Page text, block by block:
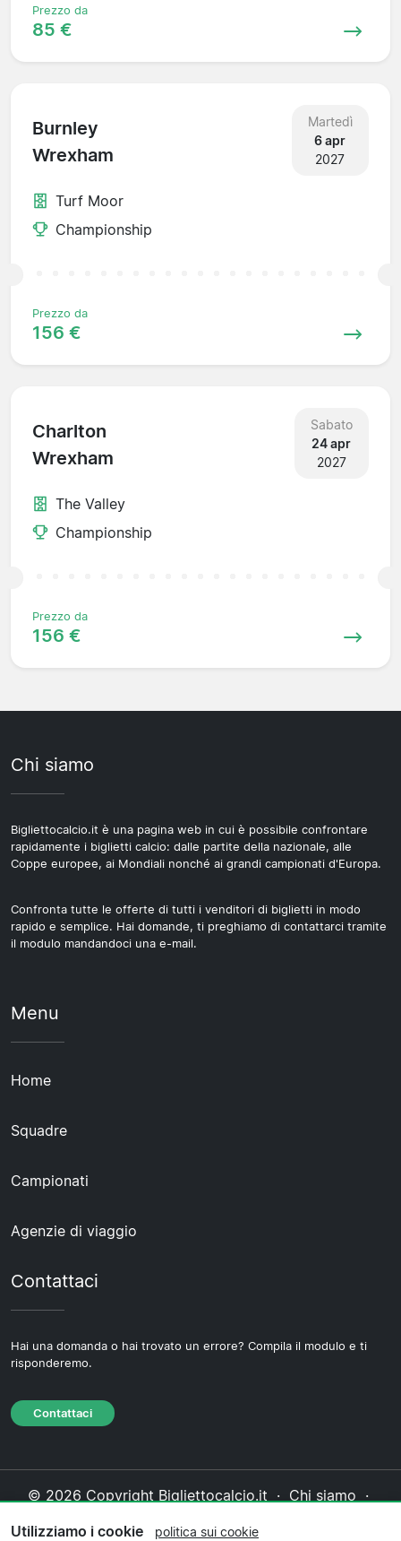
Prezzo da
85 €
Burnley
Wrexham
Martedì
6 apr
2027
Turf Moor
Championship
Prezzo da
156 €
Charlton
Wrexham
Sabato
24 apr
2027
The Valley
Championship
Prezzo da
156 €
Chi siamo
Bigliettocalcio.it è una pagina web in cui è possibile confrontare
rapidamente i biglietti calcio: dalle partite della nazionale, alle
Coppe europee, ai Mondiali nonché ai grandi campionati d'Europa.
Confronta tutte le offerte di tutti i venditori di biglietti in modo
rapido e semplice. Hai domande, ti preghiamo di contattarci tramite
il modulo mandandoci una e-mail.
Menu
Home
Squadre
Campionati
Agenzie di viaggio
Contattaci
Hai una domanda o hai trovato un errore? Compila il modulo e ti
risponderemo.
Contattaci
© 2026 Copyright Bigliettocalcio.it · Chi siamo ·
Utilizziamo i cookie politica sui cookie